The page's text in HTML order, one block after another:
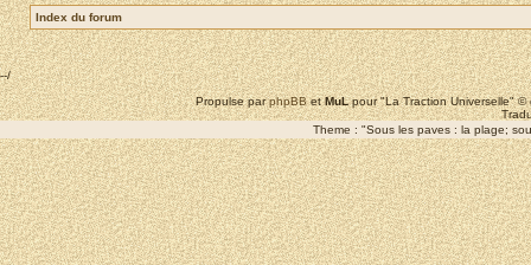
Index du forum
--/
Propulse parphpBBetMuLpour "La Traction Universelle"
Theme : "Sous les paves : la plage;